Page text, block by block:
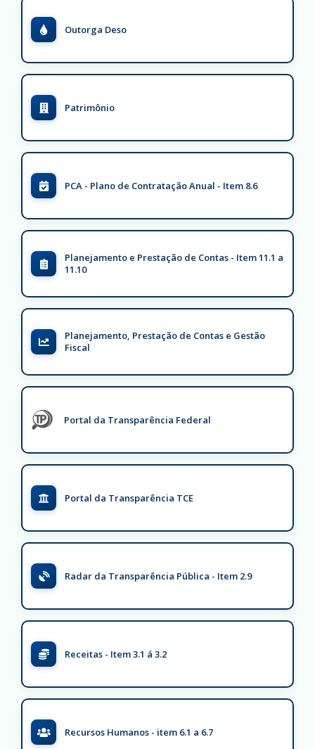
Outorga Deso
Patrimônio
PCA - Plano de Contratação Anual - Item 8.6
Planejamento e Prestação de Contas - Item 11.1 a
11.10
Planejamento, Prestação de Contas e Gestão
Fiscal
Portal da Transparência Federal
Portal da Transparência TCE
Radar da Transparência Pública - Item 2.9
Receitas - Item 3.1 á 3.2
Recursos Humanos - item 6.1 a 6.7